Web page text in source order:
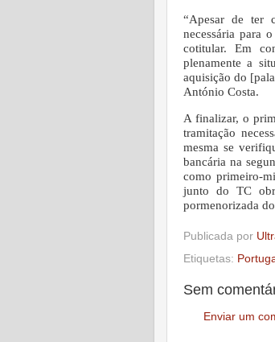
“Apesar de ter
necessária para
cotitular. Em
plenamente a
aquisição do
António Costa.
A finalizar, o
tramitação
mesma se
bancária na
como primeiro-
junto do TC
pormenorizada
Publicada por
Etiquetas:
Sem
Enviar um